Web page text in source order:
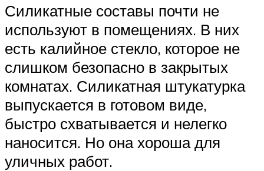
Силикатные составы почти не
используют в помещениях. В них
есть калийное стекло, которое не
слишком безопасно в закрытых
комнатах. Силикатная штукатурка
выпускается в готовом виде,
быстро схватывается и нелегко
наносится. Но она хороша для
уличных работ.